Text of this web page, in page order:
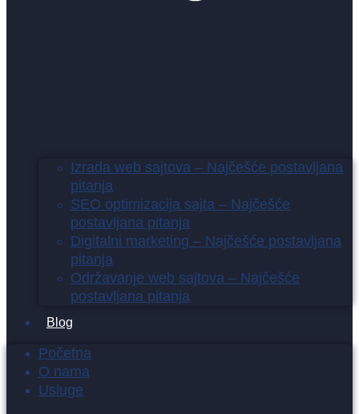
Izrada web sajtova – Najčešće postavljana
pitanja
SEO optimizacija sajta – Najčešće
postavljana pitanja
Digitalni marketing – Najčešće postavljana
pitanja
Održavanje web sajtova – Najčešće
postavljana pitanja
Blog
Početna
O nama
Usluge